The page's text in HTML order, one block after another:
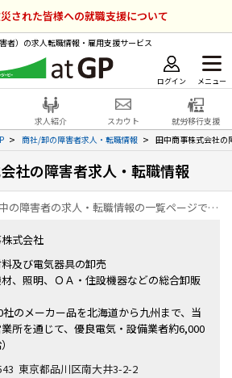
された皆様への就職支援について
者）の求人転職情報・雇用支援サービス
ログイン メニュー
求人紹介 スカウト
就労移行支援
商社/卸の障害者求人・転職情報 田中商事株式会社の
社の障害者求人・転職情報
田中商事株式会社が採用中の障害者の求人・転職情報の一覧ページです。
式会社
及び電気器具の卸売
、照明、ＯＡ・住設機器などの総合卸販
社のメーカー品を北海道から九州まで、当
所を通じて、優良電気・設備業者約6,000
東京都品川区南大井3-2-2
雇用のアットジーピー
スラインナップ
サービス
就転職支援サービス
転職支援サービス
会員登録 無料